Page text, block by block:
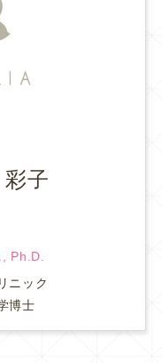
彩子
Ph.D.
ニック
博士